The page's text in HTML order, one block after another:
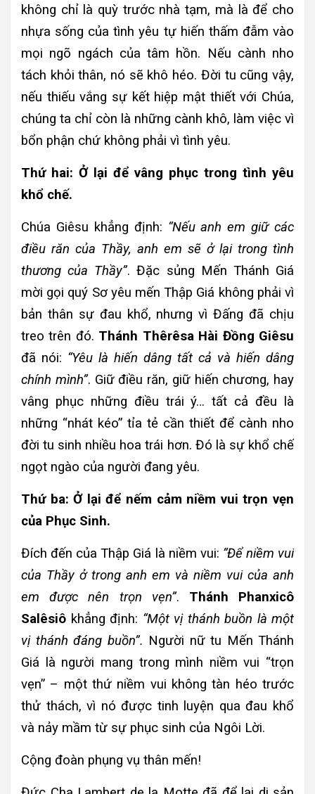
không chỉ là quỳ trước nhà tạm, mà là để cho
nhựa sống của tình yêu tự hiến thấm đẫm vào
mọi ngõ ngách của tâm hồn. Nếu cành nho
tách khỏi thân, nó sẽ khô héo. Đời tu cũng vậy,
nếu thiếu vắng sự kết hiệp mật thiết với Chúa,
chúng ta chỉ còn là những cành khô, làm việc vì
bổn phận chứ không phải vì tình yêu.
Thứ hai: Ở lại để vâng phục trong tình yêu
khổ chế.
Chúa Giêsu khẳng định: “Nếu anh em giữ các
điều răn của Thầy, anh em sẽ ở lại trong tình
thương của Thầy”. Đặc sủng Mến Thánh Giá
mời gọi quý Sơ yêu mến Thập Giá không phải vì
bản thân sự đau khổ, nhưng vì Đấng đã chịu
treo trên đó. Thánh Thêrêsa Hài Đồng Giêsu
đã nói: “Yêu là hiến dâng tất cả và hiến dâng
chính mình”. Giữ điều răn, giữ hiến chương, hay
vâng phục những điều trái ý… tất cả đều là
những “nhát kéo” tỉa tẻ cần thiết để cành nho
đời tu sinh nhiều hoa trái hơn. Đó là sự khổ chế
ngọt ngào của người đang yêu.
Thứ ba: Ở lại để nếm cảm niềm vui trọn vẹn
của Phục Sinh.
Đích đến của Thập Giá là niềm vui: “Để niềm vui
của Thầy ở trong anh em và niềm vui của anh
em được nên trọn vẹn”. Thánh Phanxicô
Salêsiô khẳng định: “Một vị thánh buồn là một
vị thánh đáng buồn”. Người nữ tu Mến Thánh
Giá là người mang trong mình niềm vui “trọn
vẹn” – một thứ niềm vui không tàn héo trước
thử thách, vì nó được tinh luyện qua đau khổ
và nảy mầm từ sự phục sinh của Ngôi Lời.
Cộng đoàn phụng vụ thân mến!